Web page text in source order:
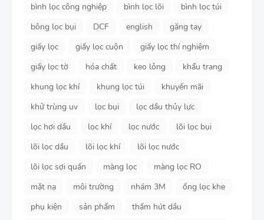
bình lọc công nghiệp
bình lọc lõi
bình lọc túi
bông lọc bụi
DCF english
găng tay
giấy lọc
giấy lọc cuộn
giấy lọc thí nghiệm
giấy lọc tờ
hóa chất keo lỏng
khẩu trang
khung lọc khí
khung lọc túi
khuyến mãi
khử trùng uv
lọc bụi
lọc dầu thủy lực
lọc hơi dầu
lọc khí lọc nước
lõi lọc bụi
lõi lọc dầu
lõi lọc khí
lõi lọc nước
lõi lọc sợi quấn
màng lọc
màng lọc RO
mặt nạ
môi trường nhám 3M
ống lọc khe
phụ kiện
sản phẩm
thấm hút dầu